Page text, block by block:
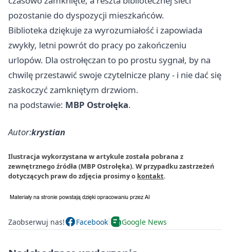
pozostanie do dyspozycji mieszkańców.
Biblioteka dziękuje za wyrozumiałość i zapowiada
zwykły, letni powrót do pracy po zakończeniu
urlopów. Dla ostrołęczan to po prostu sygnał, by na
chwilę przestawić swoje czytelnicze plany - i nie dać się
zaskoczyć zamkniętym drzwiom.
na podstawie: MBP Ostrołęka.
Autor:krystian
Ilustracja wykorzystana w artykule została pobrana z
zewnętrznego źródła (MBP Ostrołęka). W przypadku zastrzeżeń
dotyczących praw do zdjęcia prosimy o kontakt.
Zaobserwuj nas! Facebook Google News